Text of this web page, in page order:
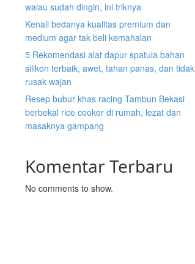
walau sudah dingin, ini triknya
Kenali bedanya kualitas premium dan
medium agar tak beli kemahalan
5 Rekomendasi alat dapur spatula bahan
silikon terbaik, awet, tahan panas, dan tidak
rusak wajan
Resep bubur khas racing Tambun Bekasi
berbekal rice cooker di rumah, lezat dan
masaknya gampang
Komentar Terbaru
No comments to show.